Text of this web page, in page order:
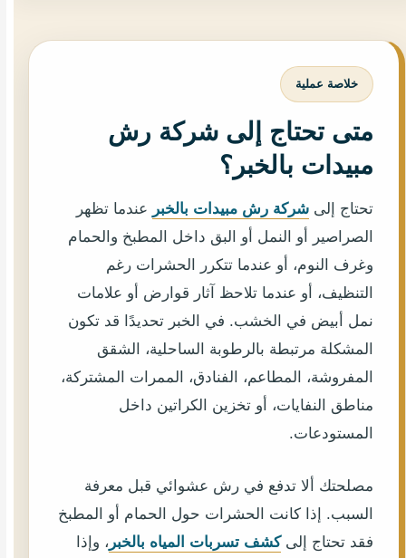
خلاصة عملية
متى تحتاج إلى شركة رش
مبيدات بالخبر؟
تحتاج إلى شركة رش مبيدات بالخبر عندما تظهر
الصراصير أو النمل أو البق داخل المطبخ والحمام
وغرف النوم، أو عندما تتكرر الحشرات رغم
التنظيف، أو عندما تلاحظ آثار قوارض أو علامات
نمل أبيض في الخشب. في الخبر تحديدًا قد تكون
المشكلة مرتبطة بالرطوبة الساحلية، الشقق
المفروشة، المطاعم، الفنادق، الممرات المشتركة،
مناطق النفايات، أو تخزين الكراتين داخل
المستودعات.
مصلحتك ألا تدفع في رش عشوائي قبل معرفة
السبب. إذا كانت الحشرات حول الحمام أو المطبخ
فقد تحتاج إلىكشف تسربات المياه بالخبر ، وإذا